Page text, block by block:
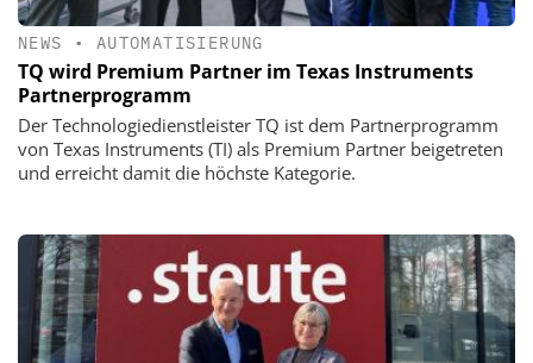
NEWS • AUTOMATISIERUNG
TQ wird Premium Partner im Texas Instruments
Partnerprogramm
Der Technologiedienstleister TQ ist dem Partnerprogramm
von Texas Instruments (TI) als Premium Partner beigetreten
und erreicht damit die höchste Kategorie.